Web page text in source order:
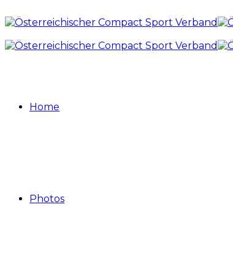
Home
Photos